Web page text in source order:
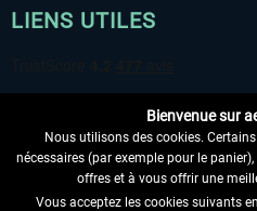
LIENS UTILES
Bienvenue sur
Nous utilisons des cookies.
nécessaires (par exemple pour le
offres et à vous offrir une
Vous acceptez les cookies suivants